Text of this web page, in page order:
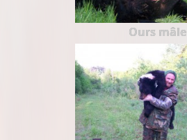
Ours mâle